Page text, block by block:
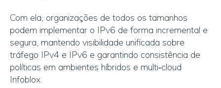
Com ela, organizações de todos os tamanhos
podem implementar o IPv6 de forma incremental e
segura, mantendo visibilidade unificada sobre
tráfego IPv4 e IPv6 e garantindo consistência de
políticas em ambientes híbridos e multi‑cloud
Infoblox.